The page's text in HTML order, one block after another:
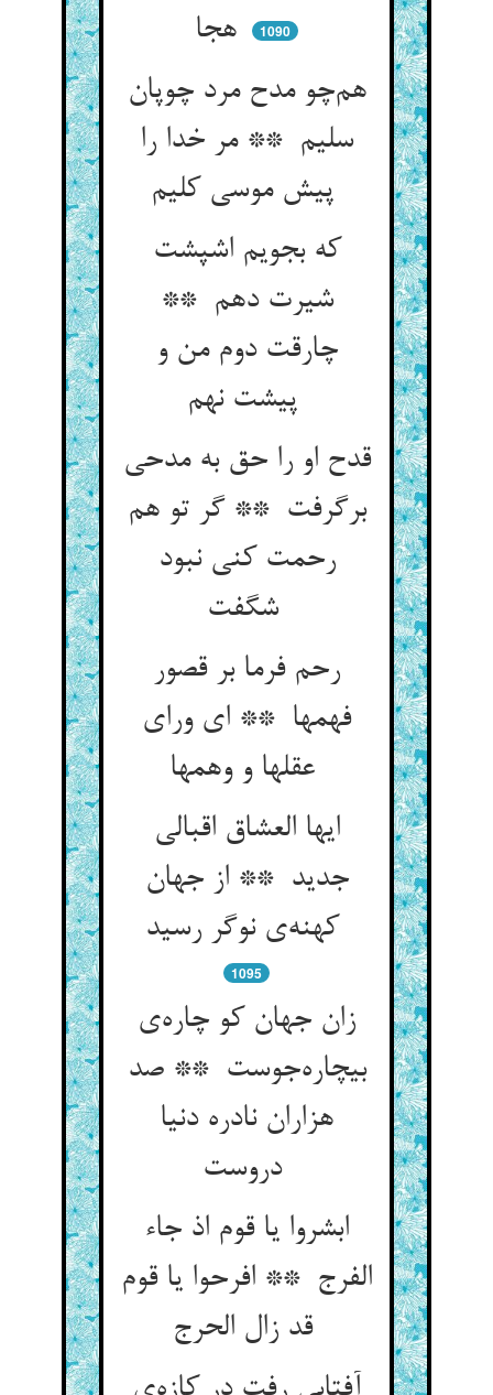
1090
هم‌چو مدح مرد چوپان
سلیم ** مر خدا را
که بجویم اشپشت
شیرت دهم **
چارقت دوم من و
قدح او را حق به مدحی
برگرفت ** گر تو هم
رحمت کنی نبود
شگفت
رحم فرما بر قصور
فهمها ** ای ورای
ایها العشاق اقبالی
جدید ** از جهان
1095
زان جهان کو چاره‌ی
بیچاره‌جوست ** صد
هزاران نادره دنیا
دروست
ابشروا یا قوم اذ جاء
الفرج ** افرحوا یا قوم
قد زال الحرج